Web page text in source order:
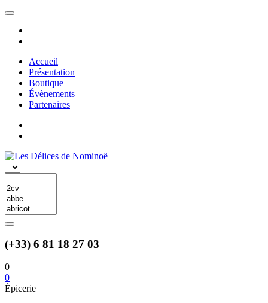
Accueil
Présentation
Boutique
Évènements
Partenaires
(+33) 6 81 18 27 03
0
0
Épicerie